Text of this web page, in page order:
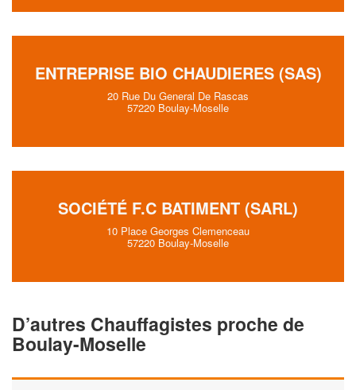
ENTREPRISE BIO CHAUDIERES (SAS)
20 Rue Du General De Rascas
57220 Boulay-Moselle
SOCIÉTÉ F.C BATIMENT (SARL)
10 Place Georges Clemenceau
57220 Boulay-Moselle
D’autres Chauffagistes proche de
Boulay-Moselle